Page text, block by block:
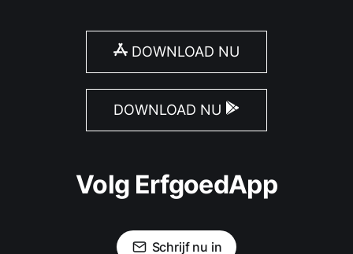
DOWNLOAD NU
DOWNLOAD NU
Volg ErfgoedApp
Schrijf nu in